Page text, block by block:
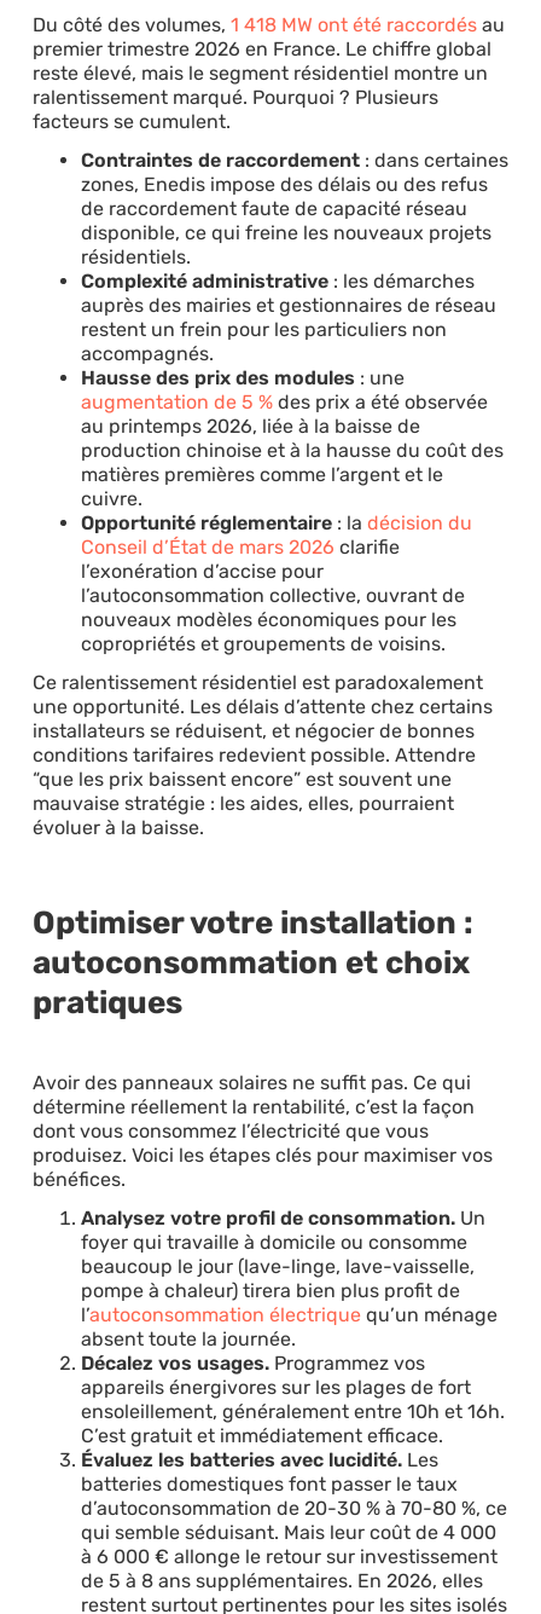
Du côté des volumes, 1 418 MW ont été raccordésau
premier trimestre 2026 en France. Le chiffre global
reste élevé, mais le segment résidentiel montre un
ralentissement marqué. Pourquoi ? Plusieurs
facteurs se cumulent.
Contraintes de raccordement: dans certaines
zones, Enedis impose des délais ou des refus
de raccordement faute de capacité réseau
disponible, ce qui freine les nouveaux projets
résidentiels.
Complexité administrative: les démarches
auprès des mairies et gestionnaires de réseau
restent un frein pour les particuliers non
accompagnés.
Hausse des prix des modules : une
augmentation de 5 %des prix a été observée
au printemps 2026, liée à la baisse de
production chinoise et à la hausse du coût des
matières premières comme l’argent et le
cuivre.
Opportunité réglementaire: la décision du
Conseil d’État de mars 2026 clarifie
l’exonération d’accise pour
l’autoconsommation collective, ouvrant de
nouveaux modèles économiques pour les
copropriétés et groupements de voisins.
Ce ralentissement résidentiel est paradoxalement
une opportunité. Les délais d’attente chez certains
installateurs se réduisent, et négocier de bonnes
conditions tarifaires redevient possible. Attendre
“que les prix baissent encore” est souvent une
mauvaise stratégie : les aides, elles, pourraient
évoluer à la baisse.
Optimiser votre installation :
autoconsommation et choix
pratiques
Avoir des panneaux solaires ne suffit pas. Ce qui
détermine réellement la rentabilité, c’est la façon
dont vous consommez l’électricité que vous
produisez. Voici les étapes clés pour maximiser vos
bénéfices.
Analysez votre profil de consommation.Un
foyer qui travaille à domicile ou consomme
beaucoup le jour (lave-linge, lave-vaisselle,
pompe à chaleur) tirera bien plus profit de
l’autoconsommation électriquequ’un ménage
absent toute la journée.
Décalez vos usages.Programmez vos
appareils énergivores sur les plages de fort
ensoleillement, généralement entre 10h et 16h.
C’est gratuit et immédiatement efficace.
Évaluez les batteries avec lucidité.Les
batteries domestiques font passer le taux
d’autoconsommation de 20-30 % à 70-80 %, ce
qui semble séduisant. Mais leur coût de 4 000
à 6 000 € allonge le retour sur investissement
de 5 à 8 ans supplémentaires. En 2026, elles
restent surtout pertinentes pour les sites isolés